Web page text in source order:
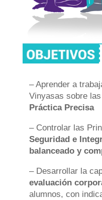
– Aprender a
Vinyasas sobre las
Práctica Precisa
– Controlar las
Seguridad e
balanceado y
– Desarrollar la
evaluación
alumnos, con